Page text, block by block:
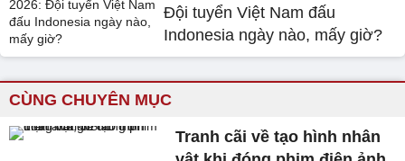
Đội tuyển Việt Nam đấu
Indonesia ngày nào, mấy giờ?
CÙNG CHUYÊN MỤC
Tranh cãi về tạo hình nhân